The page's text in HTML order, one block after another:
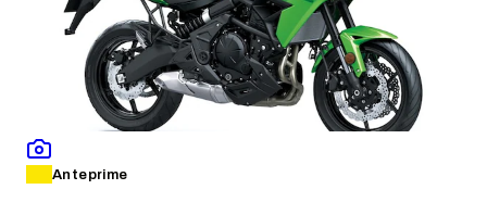
Anteprime